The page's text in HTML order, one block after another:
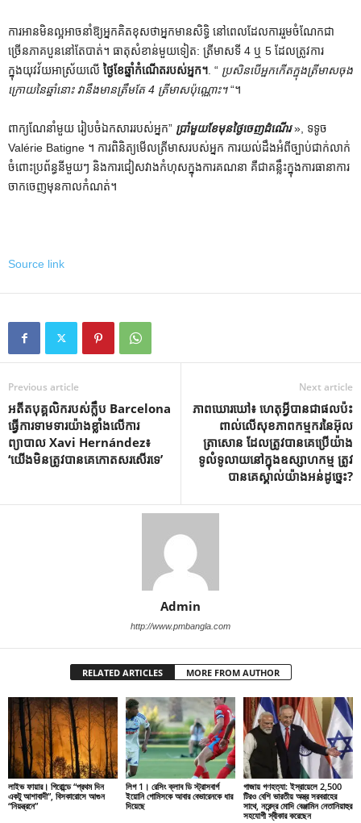
ការអានមិនល្អអាចនាំឱ្យអ្នកគិតខុសថាអ្នកមានសិទ្ធិ នៅពេលដែលការរួមចំណែកជា
ច្រើនភាគបួននៅតែបាត់។ ធាតុសំខាន់មួយទៀត: ត្រីមាសទី 4 ឬ 5 ដែលត្រូវការ
ក្នុងយុវវ័យអាស្រ័យលើ ថ្ងៃខែឆ្នាំកំណើតរបស់អ្នក។ . “ ប្រសិនបើអ្នកកើតក្នុងត្រីមាសចុង
ក្រោយនៃឆ្នាំនោះ វានឹងមានត្រឹមតែ 4 ត្រីមាសប៉ុណ្ណោះ។“។
ពាក្យណែនាំមួយ រៀបចំឯកសាររបស់អ្នក” ប្រាំមួយខែមុនថ្ងៃចេញដំណើរ», ទទូច
Valérie Batigne ។ ការពិនិត្យមើលត្រីមាសរបស់អ្នក ការយល់ដឹងអំពីច្បាប់ជាក់លាក់
ចំពោះប្រព័ន្ធនីមួយៗ និងការជៀសវាងកំហុសក្នុងការគណនា គឺជាគន្លឹះក្នុងការធានាការ
ចាកចេញមុនកាលកំណត់។
Source link
Previous article
អតីតបុគ្គលិករបស់ក្លឹប Barcelona
ធ្វើការទាមទារយ៉ាងខ្លាំងលើការ
ព្យាបាល Xavi Hernández៖
‘យើងមិនត្រូវបានគេកោតសរសើរទេ’
Next article
ភាពឃោរឃៅ៖ ហេតុអ្វីបានជាផលប៉ះ
ពាល់លើសុខភាពកម្មករនៃអ៊ុល
ត្រាសោន ដែលត្រូវបានគេប្រើយ៉ាង
ទូលំទូលាយនៅក្នុងឧស្សាហកម្ម ត្រូវ
បានគេស្គាល់យ៉ាងអន់ដូច្នេះ?
Admin
http://www.pmbangla.com
RELATED ARTICLES MORE FROM AUTHOR
লাইভ ফায়ার। গিরোন্ডে “প্রথম দিন
একটু আশাবাদী”, বিসকারোসে আগুন
“নিয়ন্ত্রনে”
লিগ 1। রেসিং ক্লাব ডি স্ট্রাসবার্গ
ইয়োনি গোমিসকে আবার বেভারেনকে ধার
দিয়েছে
গাজায় গণহত্যা: ইস্রায়েলে 2,500
টিরও বেশি ভারতীয় অস্ত্র সরবরাহের
সাথে, নরেন্দ্র মোদি বেঞ্জামিন নেতানিয়াহুর
সহযোগী স্বীকার করেছেন